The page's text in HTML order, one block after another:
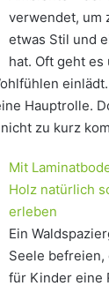
verwendet, um
etwas Stil und
hat. Oft geht es
Hauptrolle.
zu kurz
Mit
Holz natürlich
erleben
Ein
Seele
für Kinder eine